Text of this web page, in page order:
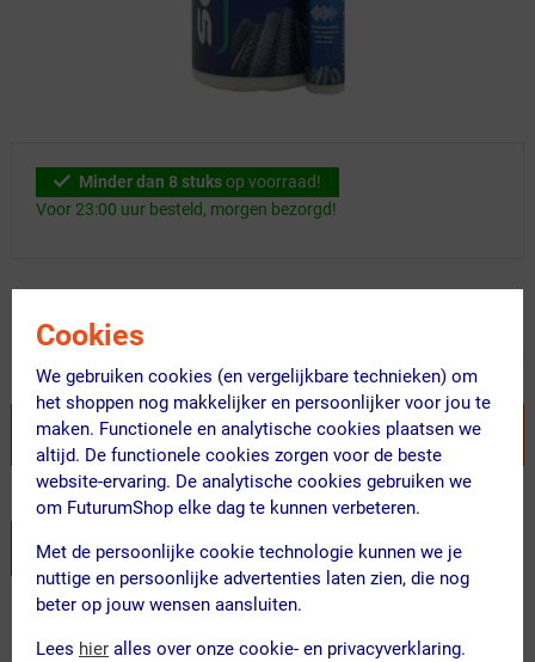
Cookies
We gebruiken cookies (en vergelijkbare technieken) om
het shoppen nog makkelijker en persoonlijker voor jou te
maken. Functionele en analytische cookies plaatsen we
altijd. De functionele cookies zorgen voor de beste
website-ervaring. De analytische cookies gebruiken we
om FuturumShop elke dag te kunnen verbeteren.
Met de persoonlijke cookie technologie kunnen we je
nuttige en persoonlijke advertenties laten zien, die nog
beter op jouw wensen aansluiten.
Lees hier alles over onze cookie- en privacyverklaring.
Minder dan 8 stuksop voorraad!
Voor 23:00 uur besteld, morgen bezorgd!
VOEG TOE AAN WINKELWAGEN
Recent besteld door 65 klanten! Bestel ook snel!
Stel je productvragen aan onze AI assistent
Gratis verzending vanaf €49
Voor 23:00 uur besteld, morgen in huis